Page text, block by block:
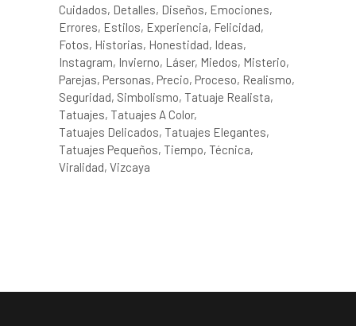
Cuidados Detalles Diseños Emociones
Errores Estilos Experiencia Felicidad
Fotos Historias Honestidad Ideas
Instagram Invierno Láser Miedos Misterio
Parejas Personas Precio Proceso Realismo
Seguridad Simbolismo Tatuaje Realista
Tatuajes Tatuajes A Color
Tatuajes Delicados Tatuajes Elegantes
Tatuajes Pequeños Tiempo Técnica
Viralidad Vizcaya